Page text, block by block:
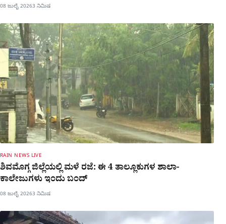
08 ಜುಲೈ 20263 ನಿಮಿಷ
RAIN NEWS LIVE
ಶಿವಮೊಗ್ಗ ಜಿಲ್ಲೆಯಲ್ಲಿ ಮಳೆ ರಜೆ: ಈ 4 ತಾಲ್ಲೂಕುಗಳ ಶಾಲಾ-
ಕಾಲೇಜುಗಳು ಇಂದು ಬಂದ್
08 ಜುಲೈ 20263 ನಿಮಿಷ